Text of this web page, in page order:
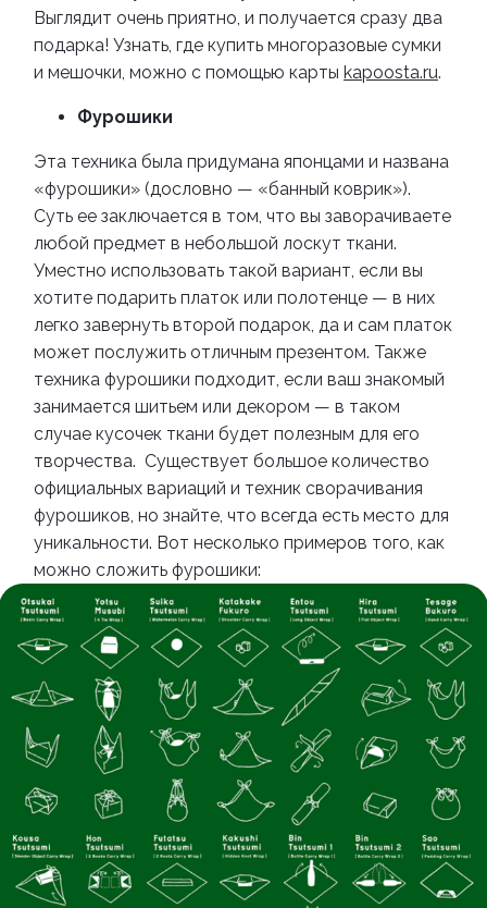
Выглядит очень приятно, и получается сразу два
подарка! Узнать, где купить многоразовые сумки
и мешочки, можно с помощью карты kapoosta.ru.
Фурошики
Эта техника была придумана японцами и названа
«фурошики» (дословно — «банный коврик»).
Суть ее заключается в том, что вы заворачиваете
любой предмет в небольшой лоскут ткани.
Уместно использовать такой вариант, если вы
хотите подарить платок или полотенце — в них
легко завернуть второй подарок, да и сам платок
может послужить отличным презентом. Также
техника фурошики подходит, если ваш знакомый
занимается шитьем или декором — в таком
случае кусочек ткани будет полезным для его
творчества. Существует большое количество
официальных вариаций и техник сворачивания
фурошиков, но знайте, что всегда есть место для
уникальности. Вот несколько примеров того, как
можно сложить фурошики: